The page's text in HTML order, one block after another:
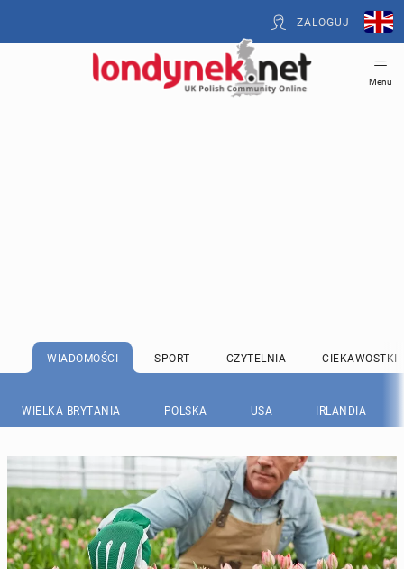
ZALOGUJ
Menu
WIADOMOŚCI SPORT CZYTELNIA CIEKAWOSTKI
WIELKA BRYTANIA POLSKA USA IRLANDIA